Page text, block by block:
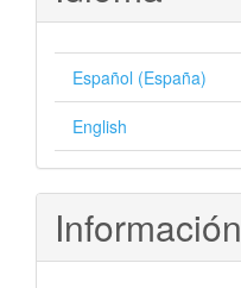
Español (España)
English
Información